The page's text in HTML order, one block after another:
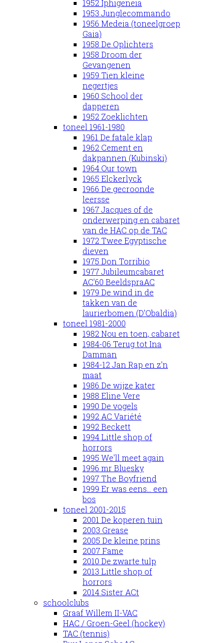
1952 Iphigeneia
1953 Junglecommando
1956 Medeia (toneelgroep
Gaia)
1958 De Oplichters
1958 Droom der
Gevangenen
1959 Tien kleine
negertjes
1960 School der
dapperen
1952 Zoeklichten
toneel 1961-1980
1961 De fatale klap
1962 Cement en
dakpannen (Kubinski)
1964 Our town
1965 Elckerlyck
1966 De gecroonde
leersse
1967 Jacques of de
onderwerping en cabaret
van de HAC op de TAC
1972 Twee Egyptische
dieven
1975 Don Torribio
1977 Jubileumcabaret
AC'60 BeeldspraAC
1979 De wind in de
takken van de
laurierbomen (D'Obaldia)
toneel 1981-2000
1982 Nou en toen, cabaret
1984-06 Terug tot Ina
Damman
1984-12 Jan Rap en z'n
maat
1986 De wijze kater
1988 Eline Vere
1990 De vogels
1992 AC Variété
1992 Beckett
1994 Little shop of
horrors
1995 We'll meet again
1996 mr Bluesky
1997 The Boyfriend
1999 Er was eens... een
bos
toneel 2001-2015
2001 De koperen tuin
2003 Grease
2005 De kleine prins
2007 Fame
2010 De zwarte tulp
2013 Little shop of
horrors
2014 Sister ACt
schoolclubs
Graaf Willem II-VAC
HAC / Groen-Geel (hockey)
TAC (tennis)